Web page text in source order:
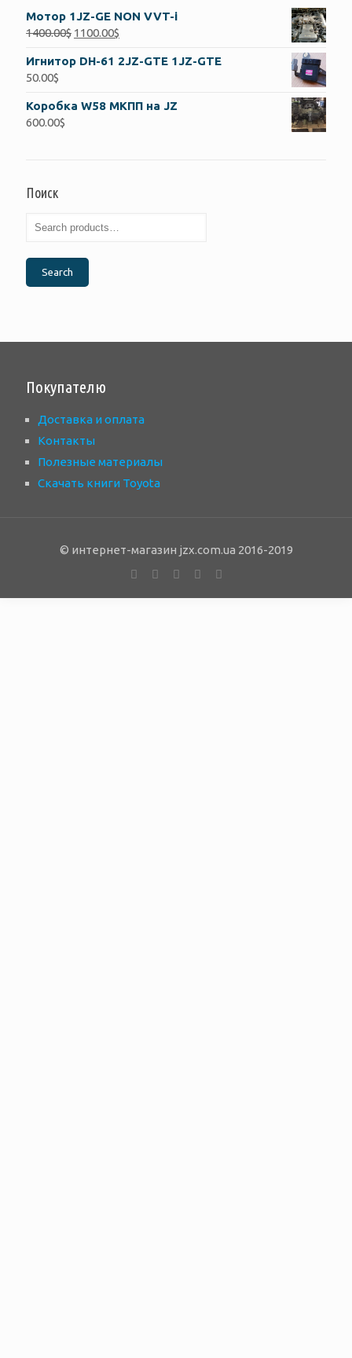
Мотор 1JZ-GE NON VVT-i
1400.00$ 1100.00$
Игнитор DH-61 2JZ-GTE 1JZ-GTE
50.00$
Коробка W58 МКПП на JZ
600.00$
Поиск
Search
Покупателю
Доставка и оплата
Контакты
Полезные материалы
Скачать книги Toyota
© интернет-магазин jzx.com.ua 2016-2019